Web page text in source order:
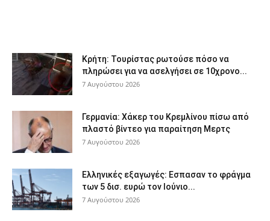
Κρήτη: Τουρίστας ρωτούσε πόσο να
πληρώσει για να ασελγήσει σε 10χρονο...
7 Αυγούστου 2026
Γερμανία: Χάκερ του Κρεμλίνου πίσω από
πλαστό βίντεο για παραίτηση Μερτς
7 Αυγούστου 2026
Ελληνικές εξαγωγές: Εσπασαν το φράγμα
των 5 δισ. ευρώ τον Ιούνιο...
7 Αυγούστου 2026